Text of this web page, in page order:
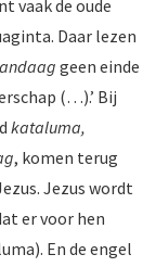
vaak de oude
Daar lezen
geen einde
(…).’ Bij
kataluma,
, komen terug
Jezus wordt
er voor hen
En de engel